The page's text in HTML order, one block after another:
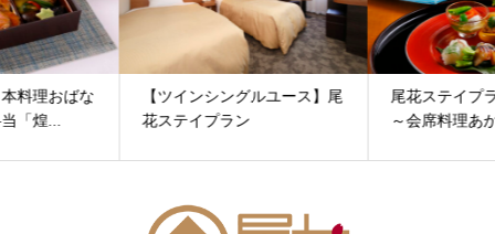
【ツインシングルユース】尾
花ステイプラン
尾花ステイプラン（２食付）
～会席料理あかね～